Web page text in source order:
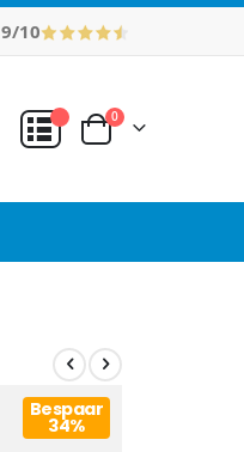
9/10
Cart
0producten
Bespaar
34%